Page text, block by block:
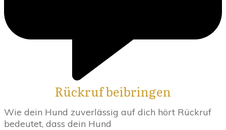
Rückruf beibringen
Wie dein Hund zuverlässig auf dich hört Rückruf
bedeutet, dass dein Hund